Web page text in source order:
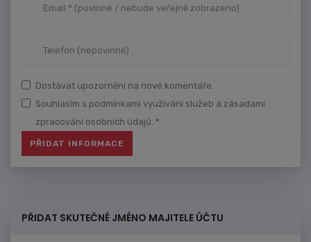
Dostávat upozornění na nové komentáře.
Souhlasím s podmínkami využívání služeb a zásadami
zpracování osobních údajů. *
PŘIDAT SKUTEČNÉ JMÉNO MAJITELE ÚČTU